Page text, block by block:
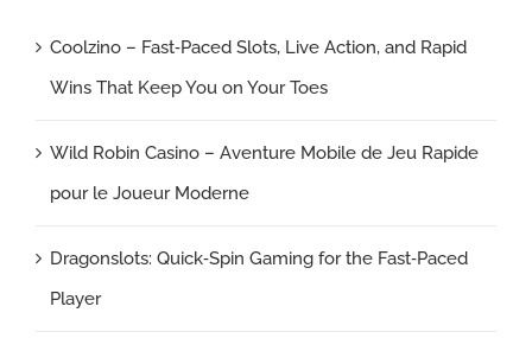
Coolzino – Fast‑Paced Slots, Live Action, and Rapid
Wins That Keep You on Your Toes
Wild Robin Casino – Aventure Mobile de Jeu Rapide
pour le Joueur Moderne
Dragonslots: Quick‑Spin Gaming for the Fast‑Paced
Player